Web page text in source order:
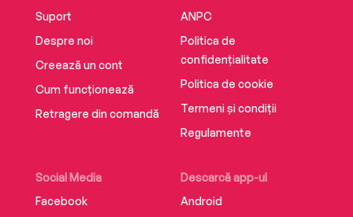
Suport
Despre noi
Creează un cont
Cum funcționează
Retragere din comandă
Social Media
Facebook
Descarcă app-ul
Android
ANPC
Politica de
confidențialitate
Politica de cookie
Termeni și condiții
Regulamente